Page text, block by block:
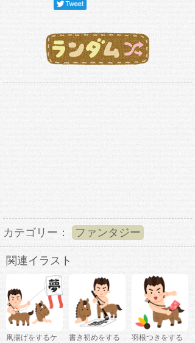
カテゴリー： ファンタジー
関連イラスト
凧揚げをするケ
書き初めをする
羽根つきをする